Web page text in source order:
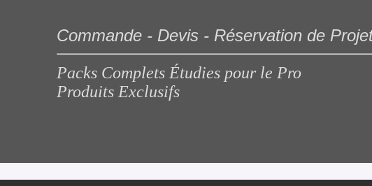
Commande - Devis - Réservation de
Packs Complets Étudies pour le Pro
Produits Exclusifs